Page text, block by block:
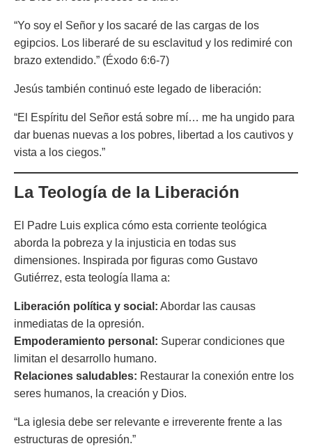
“Yo soy el Señor y los sacaré de las cargas de los
egipcios. Los liberaré de su esclavitud y los redimiré con
brazo extendido.” (Éxodo 6:6-7)
Jesús también continuó este legado de liberación:
“El Espíritu del Señor está sobre mí… me ha ungido para
dar buenas nuevas a los pobres, libertad a los cautivos y
vista a los ciegos.”
La Teología de la Liberación
El Padre Luis explica cómo esta corriente teológica
aborda la pobreza y la injusticia en todas sus
dimensiones. Inspirada por figuras como Gustavo
Gutiérrez, esta teología llama a:
Liberación política y social: Abordar las causas
inmediatas de la opresión.
Empoderamiento personal: Superar condiciones que
limitan el desarrollo humano.
Relaciones saludables: Restaurar la conexión entre los
seres humanos, la creación y Dios.
“La iglesia debe ser relevante e irreverente frente a las
estructuras de opresión.”